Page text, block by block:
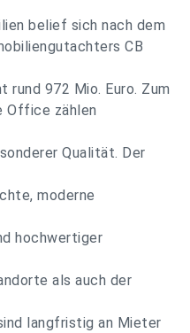
belief sich nach dem
CB
rund 972 Mio. Euro. Zum
Office zählen
Qualität. Der
moderne
hochwertiger
als auch der
langfristig an Mieter